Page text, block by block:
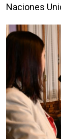
Naciones